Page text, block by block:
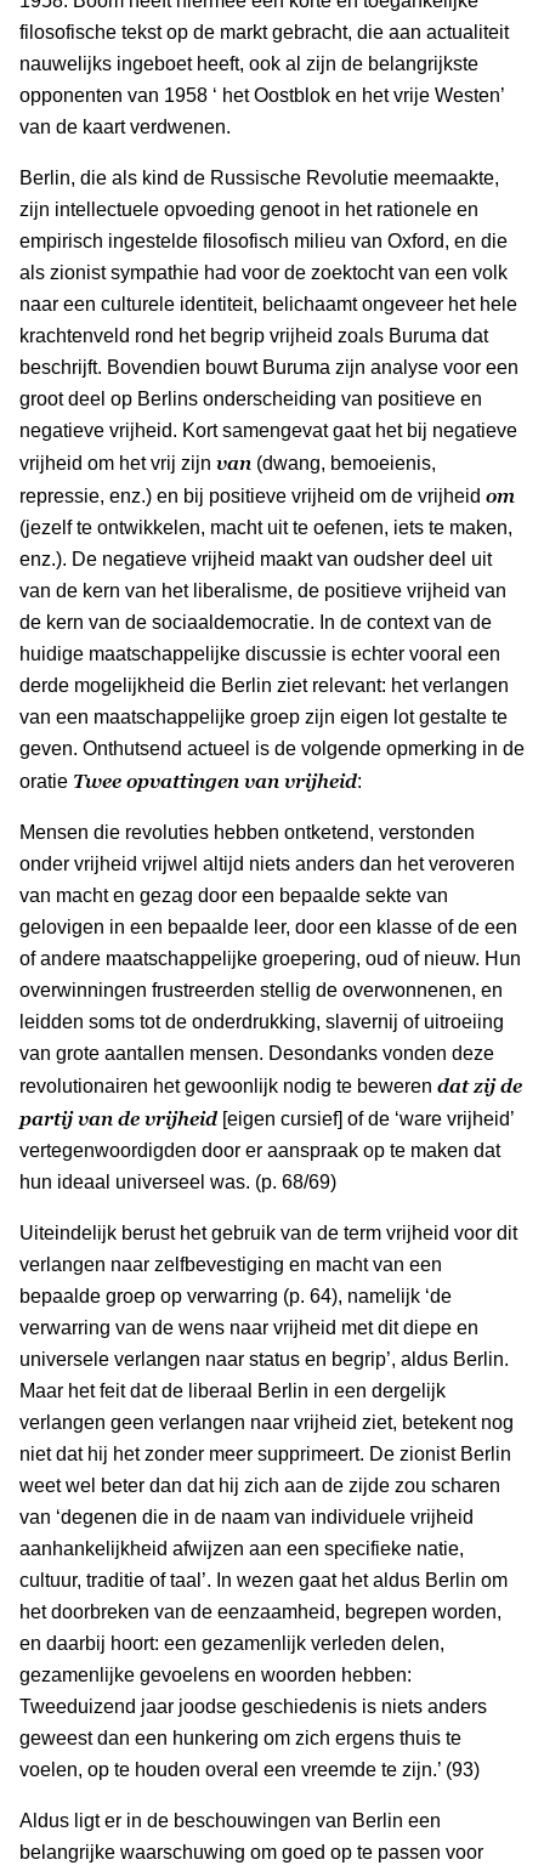
filosofische tekst op de markt gebracht, die aan actualiteit
nauwelijks ingeboet heeft, ook al zijn de belangrijkste
opponenten van 1958 ‘ het Oostblok en het vrije Westen’
van de kaart verdwenen.
Berlin, die als kind de Russische Revolutie meemaakte,
zijn intellectuele opvoeding genoot in het rationele en
empirisch ingestelde filosofisch milieu van Oxford, en die
als zionist sympathie had voor de zoektocht van een volk
naar een culturele identiteit, belichaamt ongeveer het hele
krachtenveld rond het begrip vrijheid zoals Buruma dat
beschrijft. Bovendien bouwt Buruma zijn analyse voor een
groot deel op Berlins onderscheiding van positieve en
negatieve vrijheid. Kort samengevat gaat het bij negatieve
vrijheid om het vrij zijn van (dwang, bemoeienis,
repressie, enz.) en bij positieve vrijheid om de vrijheid om
(jezelf te ontwikkelen, macht uit te oefenen, iets te maken,
enz.). De negatieve vrijheid maakt van oudsher deel uit
van de kern van het liberalisme, de positieve vrijheid van
de kern van de sociaaldemocratie. In de context van de
huidige maatschappelijke discussie is echter vooral een
derde mogelijkheid die Berlin ziet relevant: het verlangen
van een maatschappelijke groep zijn eigen lot gestalte te
geven. Onthutsend actueel is de volgende opmerking in de
oratie Twee opvattingen van vrijheid:
Mensen die revoluties hebben ontketend, verstonden
onder vrijheid vrijwel altijd niets anders dan het veroveren
van macht en gezag door een bepaalde sekte van
gelovigen in een bepaalde leer, door een klasse of de een
of andere maatschappelijke groepering, oud of nieuw. Hun
overwinningen frustreerden stellig de overwonnenen, en
leidden soms tot de onderdrukking, slavernij of uitroeiing
van grote aantallen mensen. Desondanks vonden deze
revolutionairen het gewoonlijk nodig te beweren dat zij de
partij van de vrijheid [eigen cursief] of de ‘ware vrijheid’
vertegenwoordigden door er aanspraak op te maken dat
hun ideaal universeel was. (p. 68/69)
Uiteindelijk berust het gebruik van de term vrijheid voor dit
verlangen naar zelfbevestiging en macht van een
bepaalde groep op verwarring (p. 64), namelijk ‘de
verwarring van de wens naar vrijheid met dit diepe en
universele verlangen naar status en begrip’, aldus Berlin.
Maar het feit dat de liberaal Berlin in een dergelijk
verlangen geen verlangen naar vrijheid ziet, betekent nog
niet dat hij het zonder meer supprimeert. De zionist Berlin
weet wel beter dan dat hij zich aan de zijde zou scharen
van ‘degenen die in de naam van individuele vrijheid
aanhankelijkheid afwijzen aan een specifieke natie,
cultuur, traditie of taal’. In wezen gaat het aldus Berlin om
het doorbreken van de eenzaamheid, begrepen worden,
en daarbij hoort: een gezamenlijk verleden delen,
gezamenlijke gevoelens en woorden hebben:
Tweeduizend jaar joodse geschiedenis is niets anders
geweest dan een hunkering om zich ergens thuis te
voelen, op te houden overal een vreemde te zijn.’ (93)
Aldus ligt er in de beschouwingen van Berlin een
belangrijke waarschuwing om goed op te passen voor